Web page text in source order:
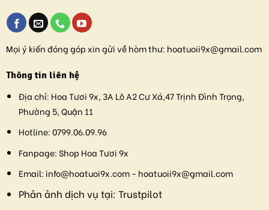
Mọi ý kiến đóng góp xin gửi về hòm thư: hoatuoii9x@gmail.com
Thông tin liên hệ
Địa chỉ: Hoa Tươi 9x, 3A Lô A2 Cư Xá,47 Trịnh Đình Trọng,
Phường 5, Quận 11
Hotline:0799.06.09.96
Fanpage:Shop Hoa Tươi 9x
Email: info@hoatuoi9x.com - hoatuoii9x@gmail.com
Phản ảnh dịch vụ tại: Trustpilot